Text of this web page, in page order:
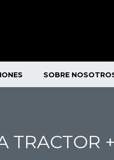
SOBRE
TRACTOR